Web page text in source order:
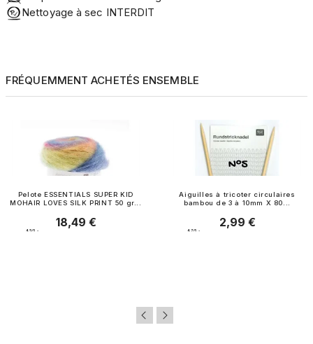
Nettoyage à sec INTERDIT
FRÉQUEMMENT ACHETÉS ENSEMBLE
Pelote ESSENTIALS SUPER KID
MOHAIR LOVES SILK PRINT 50 gr...
Prix
18,49 €
4.5/5 -
Aiguilles à tricoter circulaires
bambou de 3 à 10mm X 80...
Prix
2,99 €
4.7/5 -